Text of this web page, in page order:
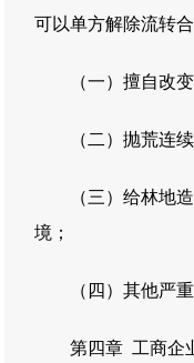
可以单方解除流转合
（一）擅自改
（二）抛荒连
（三）给林地
境；
（四）其他严
第四章 工商企